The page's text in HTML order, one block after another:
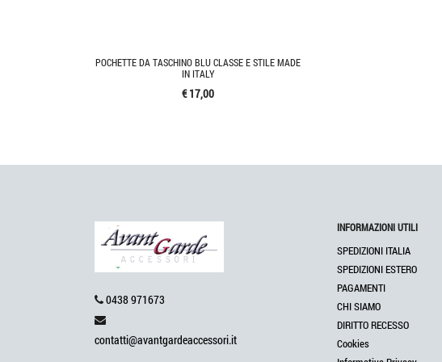
POCHETTE DA TASCHINO BLU CLASSE E STILE MADE
IN ITALY
€ 17,00
0438 971673
contatti@avantgardeaccessori.it
INFORMAZIONI UTILI
SPEDIZIONI ITALIA
SPEDIZIONI ESTERO
PAGAMENTI
CHI SIAMO
DIRITTO RECESSO
Cookies